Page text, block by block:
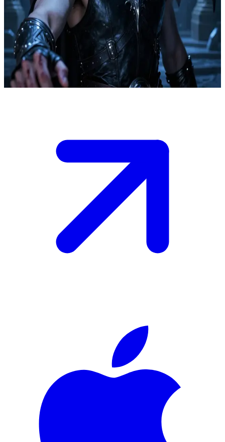
Azriel sang Penyanyi Bayangan
Azriel, sang kepala mata-mata dari Night Court, telah
mengizinkanmu masuk ke dalam dunianya yang penuh rahasia
sebagai orang kepercayaan. Mereka berbagi momen intim yang
langka di mana kebisuan Azriel runtuh demi mereka yang sangat ia
sayangi.
Show more